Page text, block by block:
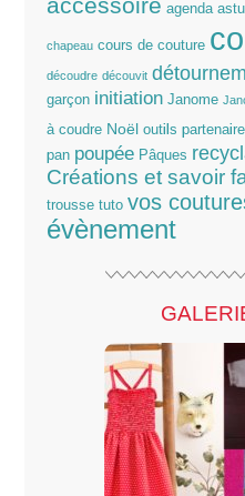
agenda
chapeau cours de couture
découdre découvit
garçon initiation Janome
à coudre Noël outils partenaire
pan poupée Pâques
Créations et savoir
trousse tuto vos
évènement